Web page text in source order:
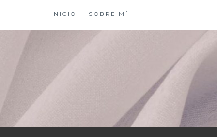
contenido
INICIO SOBRE MÍ
XIOMY